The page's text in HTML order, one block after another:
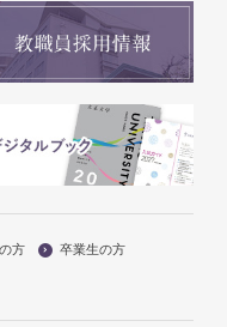
方
卒業生の方